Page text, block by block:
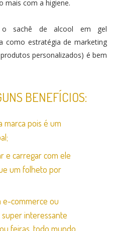
mais com a higiene.
sachê de alcool em gel
como estratégia de marketing
personalizados) é bem
BENEFÍCIOS:
marca pois é um
e carregar com ele
um folheto por
e-commerce ou
interessante
feiras, todo mundo